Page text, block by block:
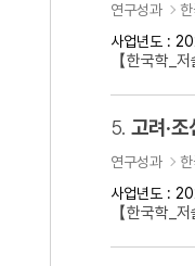
연구성과
사업년도 :
【한국학_
5. 고려·
연구성과
사업년도 :
【한국학